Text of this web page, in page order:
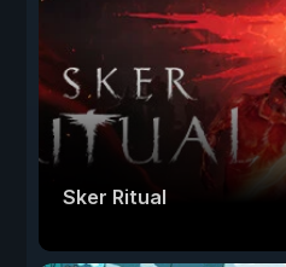
Sker Ritual